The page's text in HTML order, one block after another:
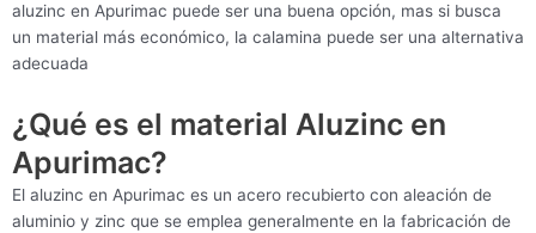
aluzinc en Apurimac puede ser una buena opción, mas si busca
un material más económico, la calamina puede ser una alternativa
adecuada
¿Qué es el material Aluzinc en
Apurimac?
El aluzinc en Apurimac es un acero recubierto con aleación de
aluminio y zinc que se emplea generalmente en la fabricación de